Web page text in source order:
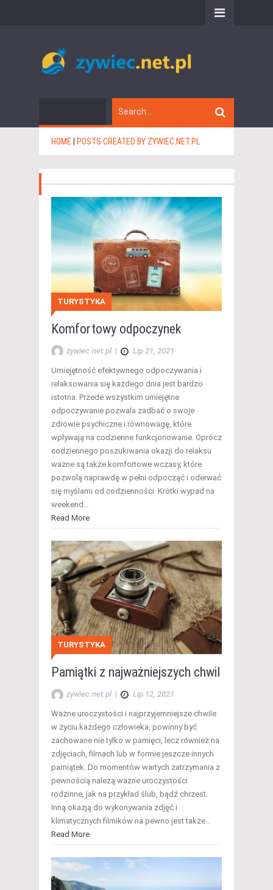
HOME POSTS CREATED BY ZYWIEC.NET.PL
TURYSTYKA
Komfortowy odpoczynek
zywiec.net.pl | Lip 21, 2021
Umiejętność efektywnego odpoczywania i
relaksowania się każdego dnia jest bardzo
istotna. Przede wszystkim umiejętne
odpoczywanie pozwala zadbać o swoje
zdrowie psychiczne i równowagę, które
wpływają na codzienne funkcjonowanie. Oprócz
codziennego poszukiwania okazji do relaksu
ważne są także komfortowe wczasy, które
pozwolą naprawdę w pełni odpocząć i oderwać
się myślami od codzienności. Krótki wypad na
weekend…
Read More
TURYSTYKA
Pamiątki z najważniejszych chwil
zywiec.net.pl | Lip 12, 2021
Ważne uroczystości i najprzyjemniejsze chwile
w życiu każdego człowieka, powinny być
zachowane nie tylko w pamięci, lecz również na
zdjęciach, filmach lub w formie jeszcze innych
pamiątek. Do momentów wartych zatrzymania z
pewnością należą ważne uroczystości
rodzinne, jak na przykład ślub, bądź chrzest.
Inną okazją do wykonywania zdjęć i
klimatycznych filmików na pewno jest także…
Read More